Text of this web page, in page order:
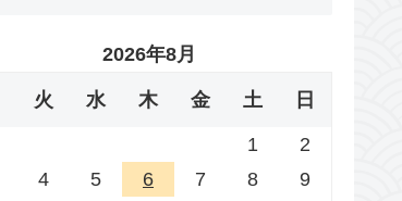
2026年8月
火 水 木 金 土 日
1
2
4 5 6 7 8
9